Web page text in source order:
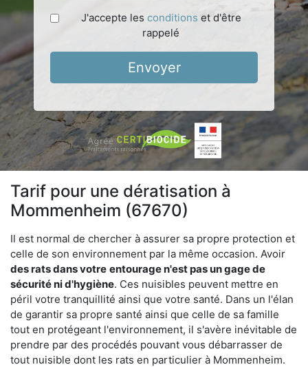
J'accepte les conditions et d'être
rappelé
Envoyer
Tarif pour une dératisation à
Mommenheim (67670)
Il est normal de chercher à assurer sa propre protection et
celle de son environnement par la même occasion. Avoir
des rats dans votre entourage n'est pas un gage de
sécurité ni d'hygiène. Ces nuisibles peuvent mettre en
péril votre tranquillité ainsi que votre santé. Dans un l'élan
de garantir sa propre santé ainsi que celle de sa famille
tout en protégeant l'environnement, il s'avère inévitable de
prendre par des procédés pouvant vous débarrasser de
tout nuisible dont les rats en particulier à Mommenheim.